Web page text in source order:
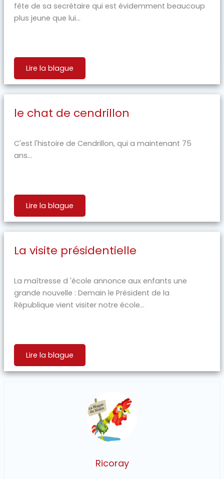
fête de sa secrétaire qui est évidemment beaucoup
plus jeune que lui...
Lire la blague
le chat de cendrillon
C'est l'histoire de Cendrillon, qui a maintenant 75
ans...
Lire la blague
La visite présidentielle
La maîtresse d 'école annonce aux enfants une
grande nouvelle : Demain le Président de la
République vient visiter notre école...
Lire la blague
Ricoray